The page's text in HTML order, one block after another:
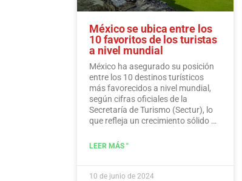
México se ubica entre los
10 favoritos de los turistas
a nivel mundial
México ha asegurado su posición
entre los 10 destinos turísticos
más favorecidos a nivel mundial,
según cifras oficiales de la
Secretaría de Turismo (Sectur), lo
que refleja un crecimiento sólido en
la inversión extranjera directa, el
internacionales.…
LEER MÁS "
10 de junio de 2024